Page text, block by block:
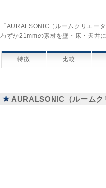
「AURALSONIC（ルームクリエー
わずか21mmの素材を壁・床・天井
特徴 比較
AURALSONIC（ルームク